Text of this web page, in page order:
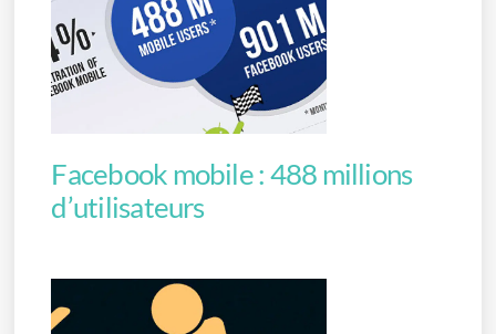
Facebook mobile : 488 millions
d’utilisateurs